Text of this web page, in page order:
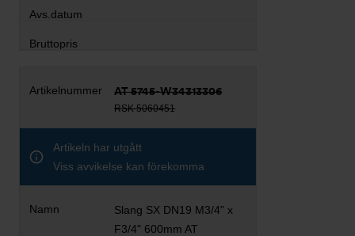
AT 5745-W34313306
RSK 5060451
Artikeln har utgått
Viss avvikelse kan förekomma
Slang SX DN19 M3/4" x
F3/4" 600mm AT